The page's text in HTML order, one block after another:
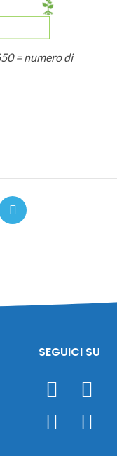
= numero di
SEGUICI SU